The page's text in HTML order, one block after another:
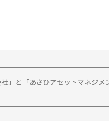
」と「あさひアセットマネジ